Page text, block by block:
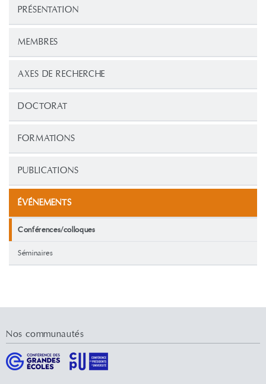
PRÉSENTATION
MEMBRES
AXES DE RECHERCHE
DOCTORAT
FORMATIONS
PUBLICATIONS
ÉVÉNEMENTS
Conférences/colloques
Séminaires
Nos communautés